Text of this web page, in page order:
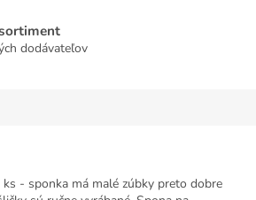
dodávateľov
- sponka má malé zúbky preto dobre